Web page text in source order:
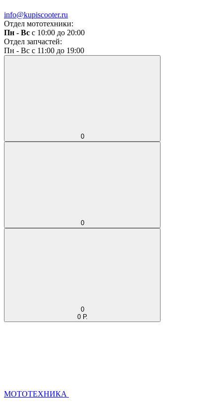
info@kupiscooter.ru
Отдел мототехники:
Пн - Вс с 10:00 до 20:00
Отдел запчастей:
Пн - Вс с 11:00 до 19:00
0
0
0
0 Р.
МОТОТЕХНИКА